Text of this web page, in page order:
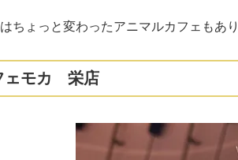
ちょっと変わったアニマルカフェもあり
ェモカ 栄店